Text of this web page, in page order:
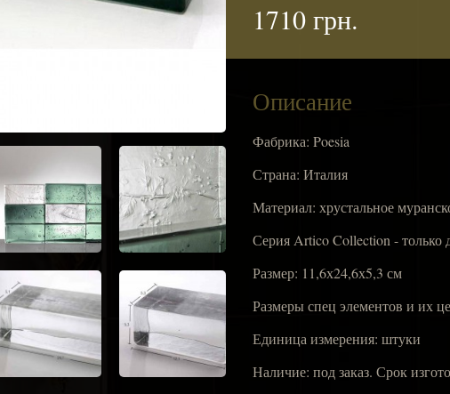
1710 грн.
Описание
Фабрика: Poesia
Страна: Италия
Материал: хрустальное
Серия Artico Collection - только
Размер: 11,6х24,6х5,3 см
Размеры спец элементов и их
Единица измерения: штуки
Наличие: под заказ. Срок